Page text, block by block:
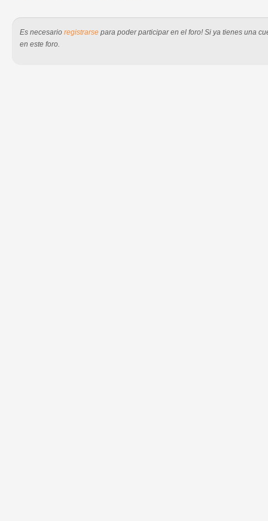
Es necesario registrarse para poder participar en el foro! Si ya tienes una
en este foro.